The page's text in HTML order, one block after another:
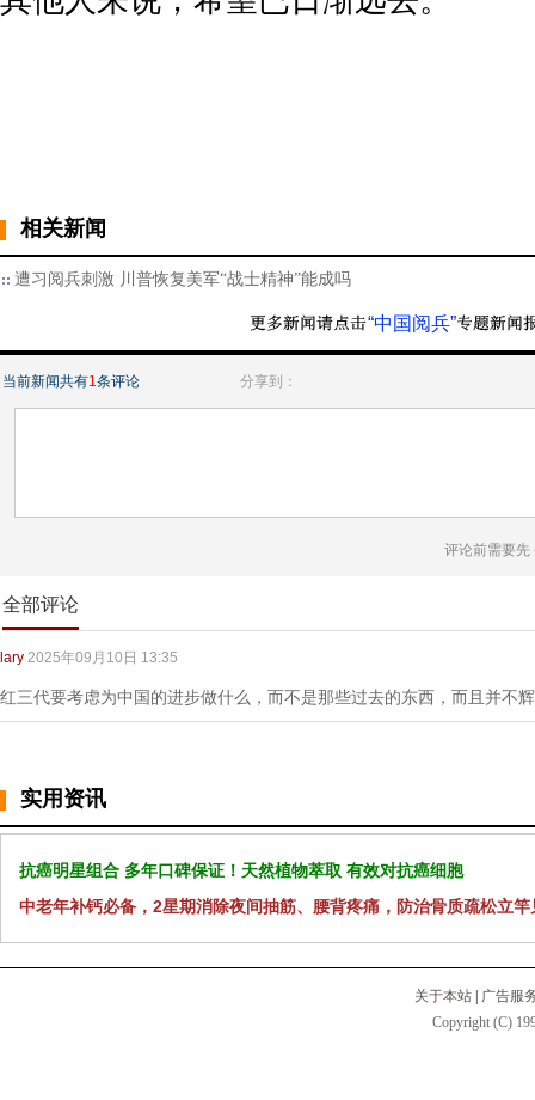
相关新闻
遭习阅兵刺激 川普恢复美军“战士精神”能成吗
“中国阅兵”
当前新闻共有1条评论 分享到：
评论前需要先
全部评论
lary 2025年09月10日 13:35
红三代要考虑为中国的进步做什么，而不是那些过去的东西，而且并不
实用资讯
抗癌明星组合 多年口碑保证！天然植物萃取 有效对抗癌细胞
中老年补钙必备，2星期消除夜间抽筋、腰背疼痛，防治骨质疏松立竿
关于本站
广告服
Copyright (C)